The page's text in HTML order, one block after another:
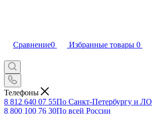
Сравнение0 Избранные товары 0
Телефоны
8 812 640 07 55По Санкт-Петербургу и ЛО
8 800 100 76 30По всей России